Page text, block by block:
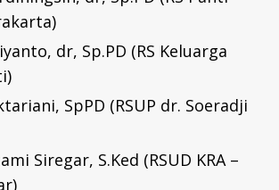
dr, Sp.PD (RS Keluarga
SpPD (RSUP dr. Soeradji
Siregar, S.Ked (RSUD KRA –